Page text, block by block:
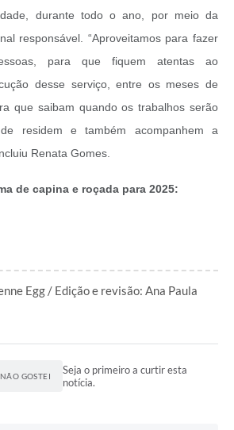
durante todo o ano, por meio da
responsável. “Aproveitamos para fazer
para que fiquem atentas ao
desse serviço, entre os meses de
que saibam quando os trabalhos serão
residem e também acompanhem a
Renata Gomes.
de capina e roçada para 2025:
Egg / Edição e revisão: Ana Paula
NÃO GOSTEI
Seja o primeiro a curtir esta
notícia.